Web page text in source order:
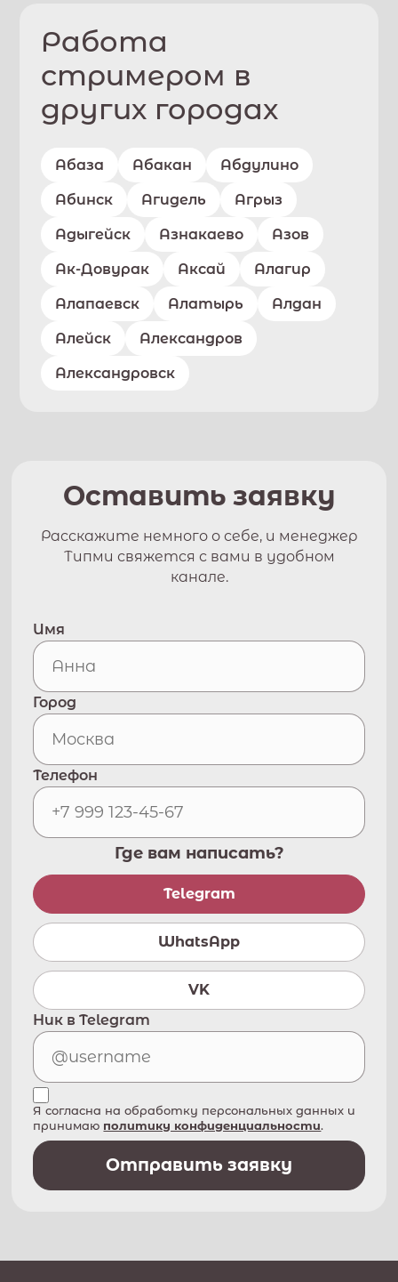
Работа
стримером в
других городах
Абаза Абакан Абдулино
Абинск Агидель Агрыз
Адыгейск Азнакаево Азов
Ак-Довурак Аксай Алагир
Алапаевск Алатырь Алдан
Алейск Александров
Александровск
Оставить заявку
Расскажите немного о себе, и менеджер
Типми свяжется с вами в удобном
канале.
Имя
Город
Телефон
Где вам написать?
Telegram
WhatsApp
VK
Ник в Telegram
Я согласна на обработку персональных данных и
принимаю политику конфиденциальности.
Отправить заявку